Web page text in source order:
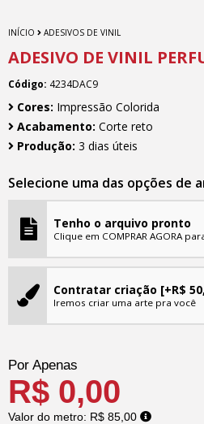
INÍCIO ADESIVOS DE VINIL
ADESIVO DE VINIL
Código: 4234DAC9
Cores: Impressão Colorida
Acabamento: Corte reto
Produção: 3 dias úteis
Selecione uma das opções de
Tenho o arquivo pronto
Clique em COMPRAR AGORA
Contratar criação [+R$
Iremos criar uma arte pra você
Por Apenas
R$ 0,00
Valor do metro: R$ 85,00